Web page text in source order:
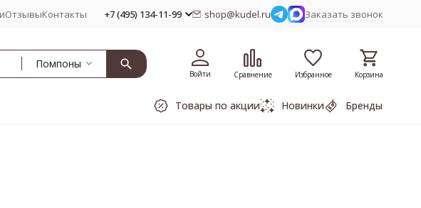
ОтзывыКонтакты +7 (495) 134-11-99 shop@kudel.ru Заказать звонок
Помпоны
Войти Сравнение Избранное Корзина
Товары по акции Новинки Бренды